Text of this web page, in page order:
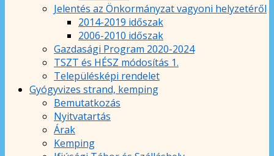
Jelentés az Önkormányzat vagyoni helyzetéről
2014-2019 időszak
2006-2010 időszak
Gazdasági Program 2020-2024
TSZT és HÉSZ módosítás 1.
Településképi rendelet
Gyógyvizes strand, kemping
Bemutatkozás
Nyitvatartás
Árak
Kemping